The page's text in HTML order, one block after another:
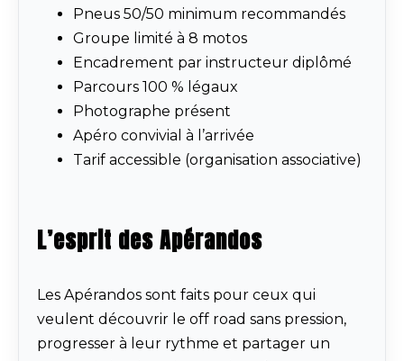
Pneus 50/50 minimum recommandés
Groupe limité à 8 motos
Encadrement par instructeur diplômé
Parcours 100 % légaux
Photographe présent
Apéro convivial à l’arrivée
Tarif accessible (organisation associative)
L’esprit des Apérandos
Les Apérandos sont faits pour ceux qui
veulent découvrir le off road sans pression,
progresser à leur rythme et partager un